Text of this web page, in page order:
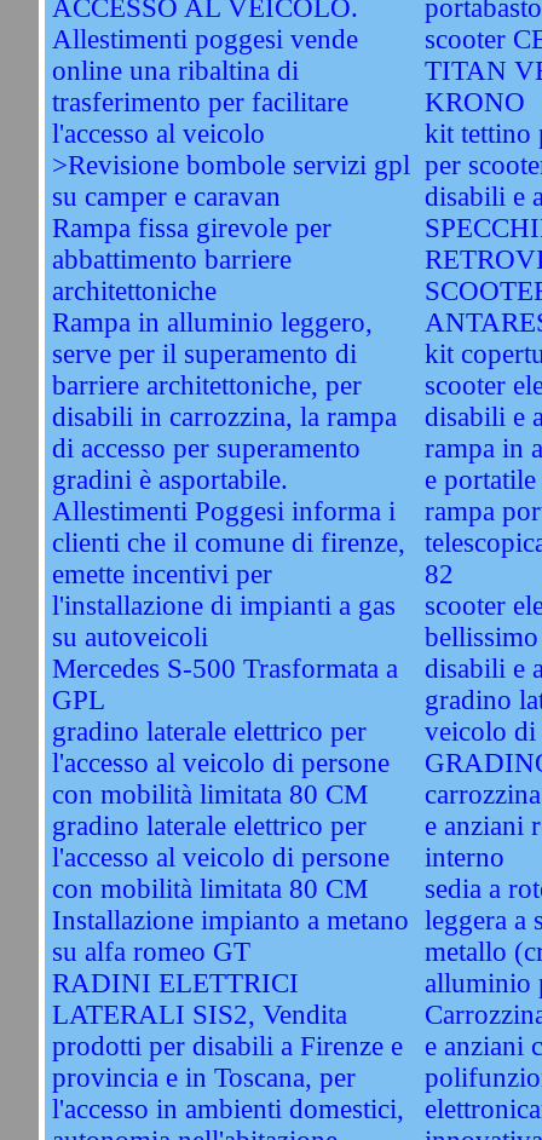
ACCESSO AL VEICOLO.
Allestimenti poggesi vende
online una ribaltina di
trasferimento per facilitare
l'accesso al veicolo
>Revisione bombole servizi gpl
su camper e caravan
Rampa fissa girevole per
abbattimento barriere
architettoniche
Rampa in alluminio leggero,
serve per il superamento di
barriere architettoniche, per
disabili in carrozzina, la rampa
di accesso per superamento
gradini è asportabile.
Allestimenti Poggesi informa i
clienti che il comune di firenze,
emette incentivi per
l'installazione di impianti a gas
su autoveicoli
Mercedes S-500 Trasformata a
GPL
gradino laterale elettrico per
l'accesso al veicolo di persone
con mobilità limitata 80 CM
gradino laterale elettrico per
l'accesso al veicolo di persone
con mobilità limitata 80 CM
Installazione impianto a metano
su alfa romeo GT
RADINI ELETTRICI
LATERALI SIS2, Vendita
prodotti per disabili a Firenze e
provincia e in Toscana, per
l'accesso in ambienti domestici,
scooter
TITAN
KRONO
kit tettino
per
disabili e
kit
scooter
disabili e
rampa in
e
rampa
82
scooter
disabili e
gradino
veicolo di
e anziani
interno
sedia a
leggera a
metallo
alluminio
e anziani